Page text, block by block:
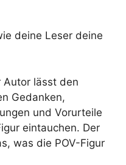
deine Leser deine
Autor lässt den
Gedanken,
und Vorurteile
eintauchen. Der
was die POV-Figur